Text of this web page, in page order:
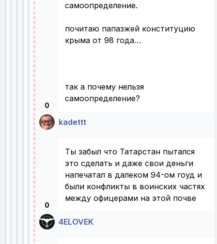
0
самоопределение.
почитаю папазжей конституцию
крыма от 98 года…
так а почему нельзя
самоопределение?
kadettt
0
Ты забыл что Татарстан пытался
это сделать и даже свои деньги
напечатал в далеком 94-ом гоуд и
были конфликты в воинских частях
между офицерами на этой почве
4ELOVEK